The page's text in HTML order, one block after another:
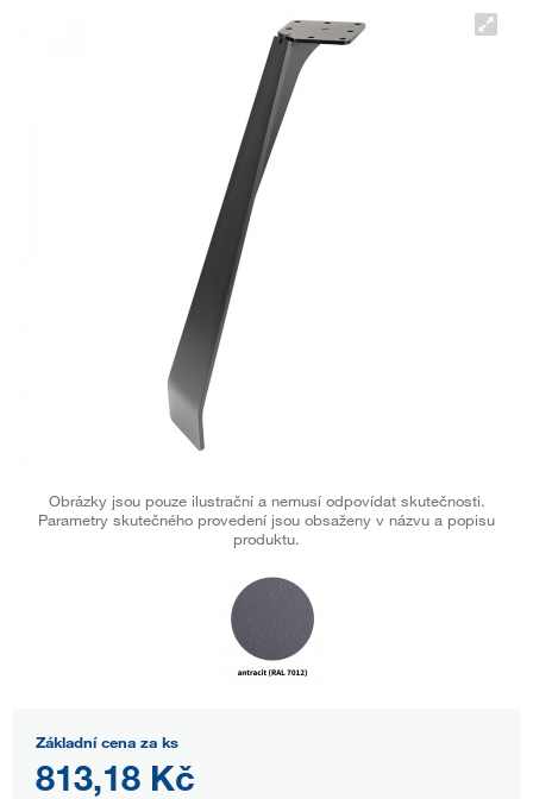
Obrázky jsou pouze ilustrační a nemusí odpovídat skutečnosti.
Parametry skutečného provedení jsou obsaženy v názvu a popisu
produktu.
Základní cena za ks
813,18 Kč